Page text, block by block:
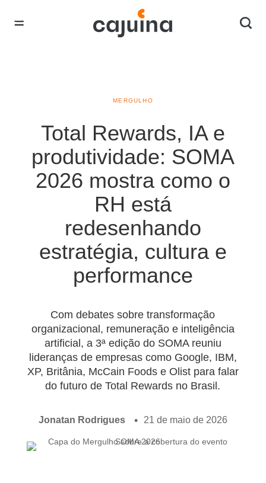
MERGULHO
Total Rewards, IA e
produtividade: SOMA
2026 mostra como o
RH está
redesenhando
estratégia, cultura e
performance
Com debates sobre transformação
organizacional, remuneração e inteligência
artificial, a 3ª edição do SOMA reuniu
lideranças de empresas como Google, IBM,
XP, Britânia, McCain Foods e Olist para falar
do futuro de Total Rewards no Brasil.
Jonatan Rodrigues 21 de maio de 2026